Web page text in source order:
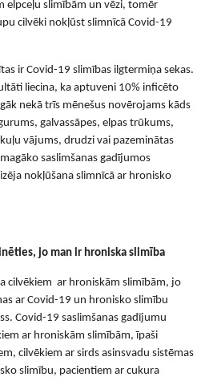
elpceļu slimībām un vēzi, tomēr
cilvēki nokļūst slimnīcā Covid-19
ir Covid-19 slimības ilgtermiņa sekas.
liecina, ka aptuveni 10% inficēto
nekā trīs mēnešus novērojams kāds
galvassāpes, elpas trūkums,
vājums, drudzi vai pazeminātas
saslimšanas gadījumos
nokļūšana slimnīcā ar hronisko
jo man ir hroniska slimība
cilvēkiem ar hroniskām slimībām, jo
ar Covid-19 un hronisko slimību
Covid-19 saslimšanas gadījumu
ar hroniskām slimībām, īpaši
cilvēkiem ar sirds asinsvadu sistēmas
slimību, pacientiem ar cukura